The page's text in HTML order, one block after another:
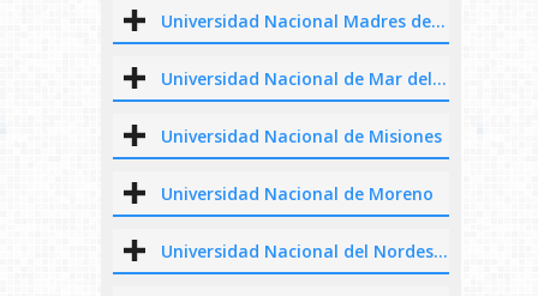
Universidad Nacional Madres de Plaza de Mayo
Universidad Nacional de Mar del Plata
Universidad Nacional de Misiones
Universidad Nacional de Moreno
Universidad Nacional del Nordeste